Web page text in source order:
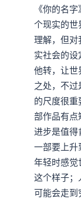
《你的名
个现实的世
理解，但对
实社会的
他转，让世
之处，不
的尺度很
部作品有点
进步是值得
一部要上升
年轻时感觉
这个样子；
可能会走到